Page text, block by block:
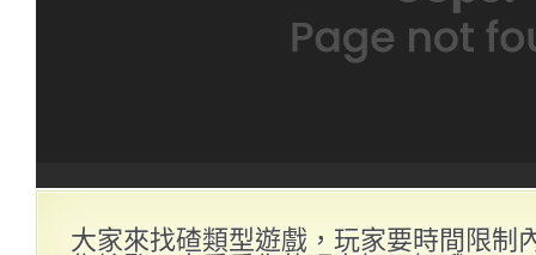
大家來找碴類型遊戲，玩家要時間限制